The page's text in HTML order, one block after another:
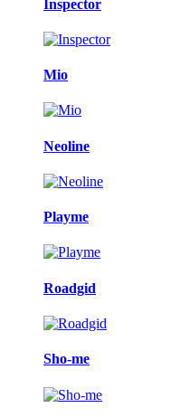
Inspector
Mio
Neoline
Playme
Roadgid
Sho-me